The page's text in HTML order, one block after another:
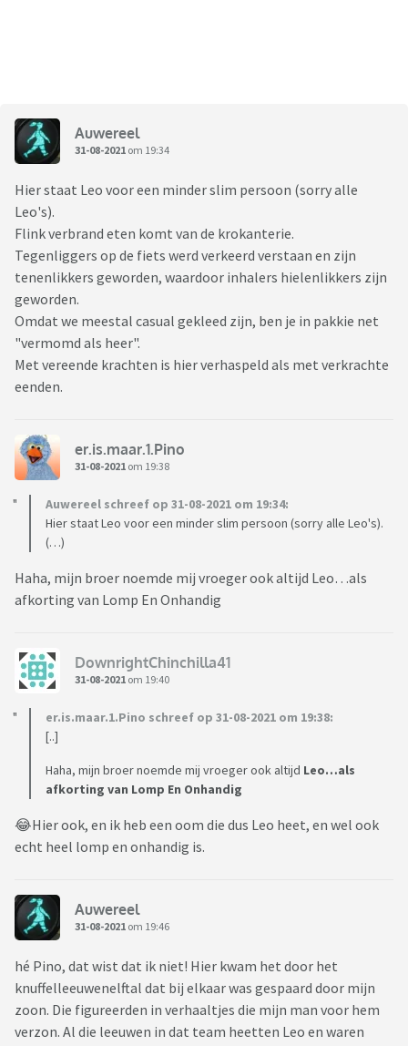
Auwereel
31-08-2021 om 19:34
Hier staat Leo voor een minder slim persoon (sorry alle
Leo's).
Flink verbrand eten komt van de krokanterie.
Tegenliggers op de fiets werd verkeerd verstaan en zijn
tenenlikkers geworden, waardoor inhalers hielenlikkers zijn
geworden.
Omdat we meestal casual gekleed zijn, ben je in pakkie net
"vermomd als heer".
Met vereende krachten is hier verhaspeld als met verkrachte
eenden.
er.is.maar.1.Pino
31-08-2021 om 19:38
Auwereel schreef op 31-08-2021 om 19:34:
Hier staat Leo voor een minder slim persoon (sorry alle Leo's).
(…)
Haha, mijn broer noemde mij vroeger ook altijd Leo…als
afkorting van Lomp En Onhandig
DownrightChinchilla41
31-08-2021 om 19:40
er.is.maar.1.Pino schreef op 31-08-2021 om 19:38:
[..]
Haha, mijn broer noemde mij vroeger ook altijd Leo…als
afkorting van Lomp En Onhandig
😂Hier ook, en ik heb een oom die dus Leo heet, en wel ook
echt heel lomp en onhandig is.
Auwereel
31-08-2021 om 19:46
hé Pino, dat wist dat ik niet! Hier kwam het door het
knuffelleeuwenelftal dat bij elkaar was gespaard door mijn
zoon. Die figureerden in verhaaltjes die mijn man voor hem
verzon. Al die leeuwen in dat team heetten Leo en waren